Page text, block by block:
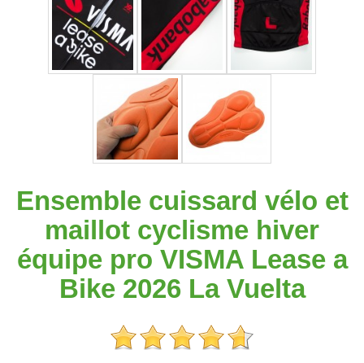
Ensemble cuissard vélo et
maillot cyclisme hiver
équipe pro VISMA Lease a
Bike 2026 La Vuelta